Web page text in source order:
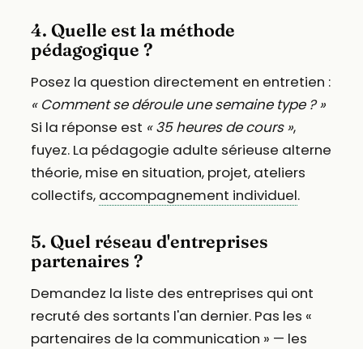
4. Quelle est la méthode
pédagogique ?
Posez la question directement en entretien :
« Comment se déroule une semaine type ? »
Si la réponse est « 35 heures de cours »,
fuyez. La pédagogie adulte sérieuse alterne
théorie, mise en situation, projet, ateliers
collectifs, accompagnement individuel.
5. Quel réseau d'entreprises
partenaires ?
Demandez la liste des entreprises qui ont
recruté des sortants l'an dernier. Pas les «
partenaires de la communication » — les